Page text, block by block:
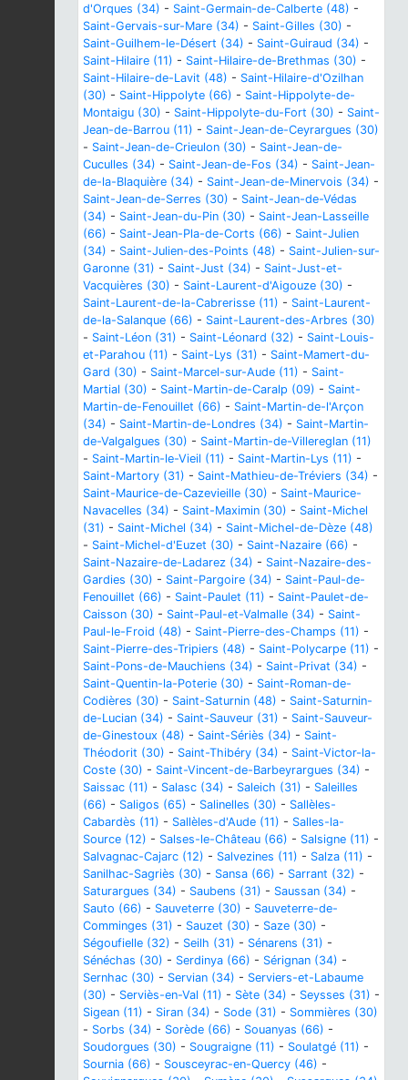
d'Orques (34) - Saint-Germain-de-Calberte (48) -
Saint-Gervais-sur-Mare (34) - Saint-Gilles (30) -
Saint-Guilhem-le-Désert (34) - Saint-Guiraud (34) -
Saint-Hilaire (11) - Saint-Hilaire-de-Brethmas (30) -
Saint-Hilaire-de-Lavit (48) - Saint-Hilaire-d'Ozilhan
(30) - Saint-Hippolyte (66) - Saint-Hippolyte-de-
Montaigu (30) - Saint-Hippolyte-du-Fort (30) - Saint-
Jean-de-Barrou (11) - Saint-Jean-de-Ceyrargues (30)
- Saint-Jean-de-Crieulon (30) - Saint-Jean-de-
Cuculles (34) - Saint-Jean-de-Fos (34) - Saint-Jean-
de-la-Blaquière (34) - Saint-Jean-de-Minervois (34) -
Saint-Jean-de-Serres (30) - Saint-Jean-de-Védas
(34) - Saint-Jean-du-Pin (30) - Saint-Jean-Lasseille
(66) - Saint-Jean-Pla-de-Corts (66) - Saint-Julien
(34) - Saint-Julien-des-Points (48) - Saint-Julien-sur-
Garonne (31) - Saint-Just (34) - Saint-Just-et-
Vacquières (30) - Saint-Laurent-d'Aigouze (30) -
Saint-Laurent-de-la-Cabrerisse (11) - Saint-Laurent-
de-la-Salanque (66) - Saint-Laurent-des-Arbres (30)
- Saint-Léon (31) - Saint-Léonard (32) - Saint-Louis-
et-Parahou (11) - Saint-Lys (31) - Saint-Mamert-du-
Gard (30) - Saint-Marcel-sur-Aude (11) - Saint-
Martial (30) - Saint-Martin-de-Caralp (09) - Saint-
Martin-de-Fenouillet (66) - Saint-Martin-de-l'Arçon
(34) - Saint-Martin-de-Londres (34) - Saint-Martin-
de-Valgalgues (30) - Saint-Martin-de-Villereglan (11)
- Saint-Martin-le-Vieil (11) - Saint-Martin-Lys (11) -
Saint-Martory (31) - Saint-Mathieu-de-Tréviers (34) -
Saint-Maurice-de-Cazevieille (30) - Saint-Maurice-
Navacelles (34) - Saint-Maximin (30) - Saint-Michel
(31) - Saint-Michel (34) - Saint-Michel-de-Dèze (48)
- Saint-Michel-d'Euzet (30) - Saint-Nazaire (66) -
Saint-Nazaire-de-Ladarez (34) - Saint-Nazaire-des-
Gardies (30) - Saint-Pargoire (34) - Saint-Paul-de-
Fenouillet (66) - Saint-Paulet (11) - Saint-Paulet-de-
Caisson (30) - Saint-Paul-et-Valmalle (34) - Saint-
Paul-le-Froid (48) - Saint-Pierre-des-Champs (11) -
Saint-Pierre-des-Tripiers (48) - Saint-Polycarpe (11) -
Saint-Pons-de-Mauchiens (34) - Saint-Privat (34) -
Saint-Quentin-la-Poterie (30) - Saint-Roman-de-
Codières (30) - Saint-Saturnin (48) - Saint-Saturnin-
de-Lucian (34) - Saint-Sauveur (31) - Saint-Sauveur-
de-Ginestoux (48) - Saint-Sériès (34) - Saint-
Théodorit (30) - Saint-Thibéry (34) - Saint-Victor-la-
Coste (30) - Saint-Vincent-de-Barbeyrargues (34) -
Saissac (11) - Salasc (34) - Saleich (31) - Saleilles
(66) - Saligos (65) - Salinelles (30) - Sallèles-
Cabardès (11) - Sallèles-d'Aude (11) - Salles-la-
Source (12) - Salses-le-Château (66) - Salsigne (11) -
Salvagnac-Cajarc (12) - Salvezines (11) - Salza (11) -
Sanilhac-Sagriès (30) - Sansa (66) - Sarrant (32) -
Saturargues (34) - Saubens (31) - Saussan (34) -
Sauto (66) - Sauveterre (30) - Sauveterre-de-
Comminges (31) - Sauzet (30) - Saze (30) -
Ségoufielle (32) - Seilh (31) - Sénarens (31) -
Sénéchas (30) - Serdinya (66) - Sérignan (34) -
Sernhac (30) - Servian (34) - Serviers-et-Labaume
(30) - Serviès-en-Val (11) - Sète (34) - Seysses (31) -
Sigean (11) - Siran (34) - Sode (31) - Sommières (30)
- Sorbs (34) - Sorède (66) - Souanyas (66) -
Soudorgues (30) - Sougraigne (11) - Soulatgé (11) -
Sournia (66) - Sousceyrac-en-Quercy (46) -